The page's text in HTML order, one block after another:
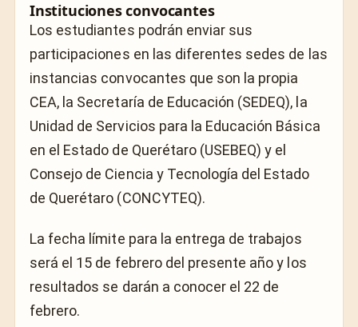
Instituciones convocantes
Los estudiantes podrán enviar sus
participaciones en las diferentes sedes de las
instancias convocantes que son la propia
CEA, la Secretaría de Educación (SEDEQ), la
Unidad de Servicios para la Educación Básica
en el Estado de Querétaro (USEBEQ) y el
Consejo de Ciencia y Tecnología del Estado
de Querétaro (CONCYTEQ).
La fecha límite para la entrega de trabajos
será el 15 de febrero del presente año y los
resultados se darán a conocer el 22 de
febrero.